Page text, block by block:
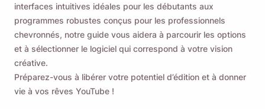
interfaces intuitives idéales pour les débutants aux
programmes robustes conçus pour les professionnels
chevronnés, notre guide vous aidera à parcourir les options
et à sélectionner le logiciel qui correspond à votre vision
créative.
Préparez-vous à libérer votre potentiel d’édition et à donner
vie à vos rêves YouTube !